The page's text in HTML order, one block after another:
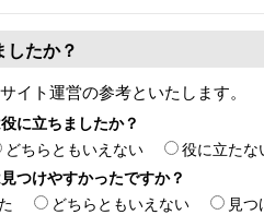
したか？
イト運営の参考といたします。
に立ちましたか？
どちらともいえない
役に立たな
つけやすかったですか？
どちらともいえない 見つ